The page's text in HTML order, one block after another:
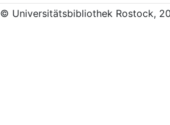
© Universitätsbibliothek Rostock,